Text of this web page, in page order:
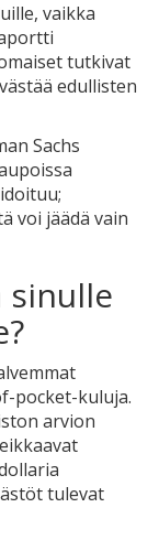
vaikka
tutkivat
edullisten
Sachs
voi jäädä vain
sinulle
pocket-kuluja.
arvion
tulevat